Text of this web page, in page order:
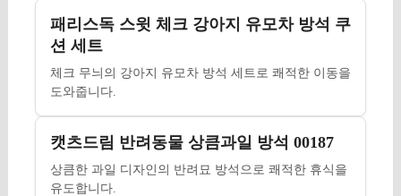
패리스독 스윗 체크 강아지 유모차 방석 쿠
션 세트
체크 무늬의 강아지 유모차 방석 세트로 쾌적한 이동을
도와줍니다.
캣츠드림 반려동물 상큼과일 방석 00187
상큼한 과일 디자인의 반려묘 방석으로 쾌적한 휴식을
유도합니다.